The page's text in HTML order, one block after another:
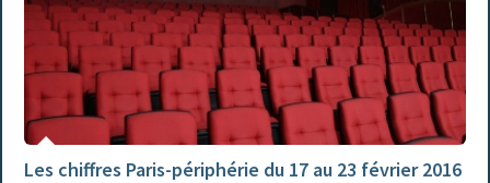
Les chiffres Paris-périphérie du 17 au 23 février 2016